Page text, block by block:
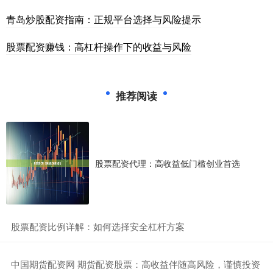
青岛炒股配资指南：正规平台选择与风险提示
股票配资赚钱：高杠杆操作下的收益与风险
推荐阅读
股票配资代理：高收益低门槛创业首选
​股票配资比例详解：如何选择安全杠杆方案
​中国期货配资网 期货配资股票：高收益伴随高风险，谨慎投资